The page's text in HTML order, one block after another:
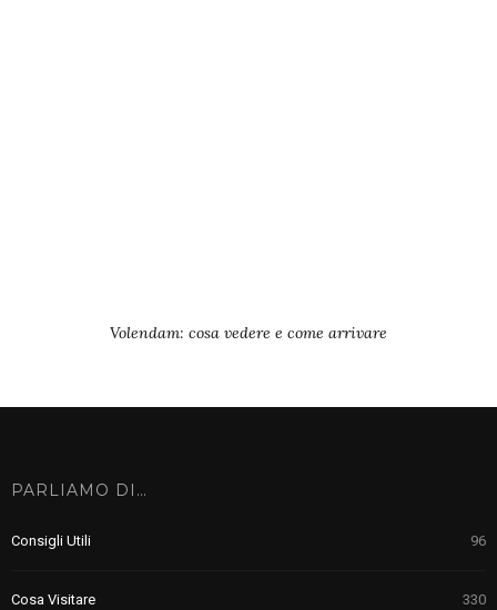
Volendam: cosa vedere e come arrivare
PARLIAMO DI…
Consigli Utili 96
Cosa Visitare 330